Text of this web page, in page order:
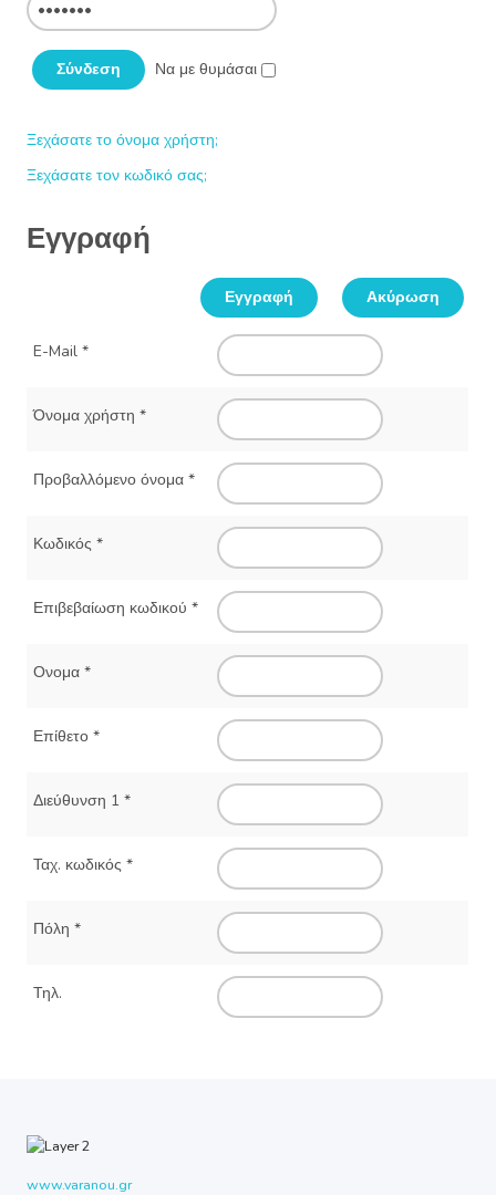
Να με θυμάσαι
Ξεχάσατε το όνομα χρήστη;
Ξεχάσατε τον κωδικό σας;
Εγγραφή
Εγγραφή Ακύρωση
E-Mail *
Όνομα χρήστη *
Προβαλλόμενο όνομα *
Κωδικός *
Επιβεβαίωση κωδικού *
Ονομα *
Επίθετο *
Διεύθυνση 1 *
Ταχ. κωδικός *
Πόλη *
Τηλ.
www.varanou.gr